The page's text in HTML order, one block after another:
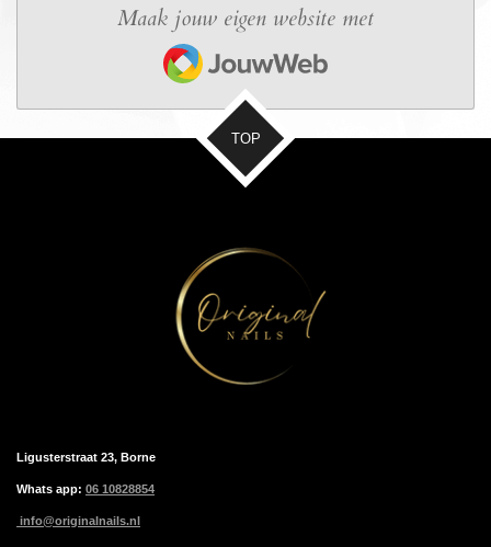
Maak jouw eigen website met
JouwWeb
TOP
Ligusterstraat 23, Borne
Whats app: 06 10828854
info@originalnails.nl